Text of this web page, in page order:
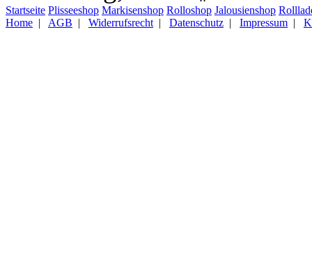
Startseite Plisseeshop Markisenshop Rolloshop Jalousienshop
Home | AGB | Widerrufsrecht | Datenschutz | Impressum |